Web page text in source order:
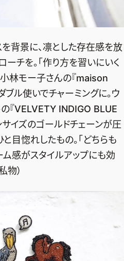
背景に、凛とした存在感を放
チを。「作り方を習いにいく
小林モー子さんの『maison
ル使いでチャーミングに。ウ
の『VELVETY INDIGO BLUE
サイズのゴールドチェーンが圧
目惚れしたもの。「どちらも
感がスタイルアップにも効
物）